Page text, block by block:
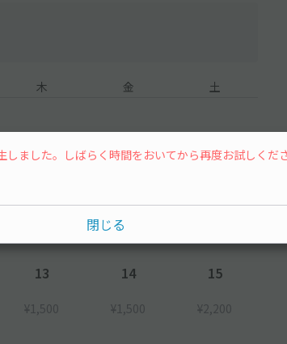
木 金 土
¥1,500
13
¥1,500
14
¥1,500
15
¥2,200
しました。しばらく時間をおいてから再度お試しくだ
閉じる